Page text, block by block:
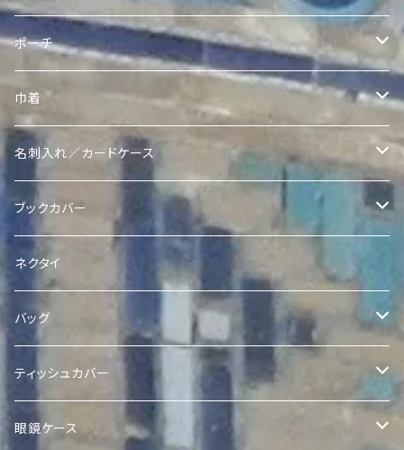
ポーチ
ヴィンテージスザニポーチ
ヴィンテージスザニポーチ
ヴィンテージスザニコインポーチ
Ikatポーチ
Quroqポーチ
Quroqコインポーチ
クラッチ
巾着
Quroqリバーシブル巾着
Ikat Pearl 巾着
名刺入れ／カードケース
Quroq名刺入れ
ブックカバー
Quroqブックカバー
ネクタイ
バッグ
Quilted Ikat Bag with Pom-Poms
Quilted Ikat Tote Bag
ティッシュカバー
ボックスティッシュカバー
眼鏡ケース